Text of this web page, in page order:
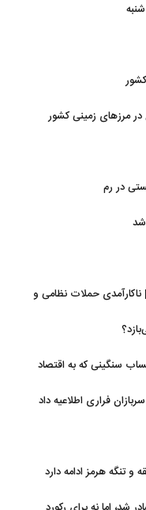
مرزهای زمینی کشور
در رم
شد
حملات نظامی و
سنگینی که به اقتصاد
فراری اطلاعیه داد
و تنگه هرمز ادامه دارد